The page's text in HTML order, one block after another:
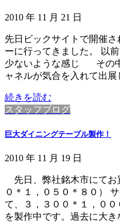
2010 年 11 月 21 日
先日ビックサイトで開催
ーに行ってきました。 以
少ないような感じ その
ャネルが気合を入れて出
続きを読む
スタッフブログ
巨大ダイニングテーブル製作！
2010 年 11 月 19 日
先日、弊社銘木市にてお
０＊１，０５０＊８０）
て、３，３００＊１，０
を製作中です。過去に大